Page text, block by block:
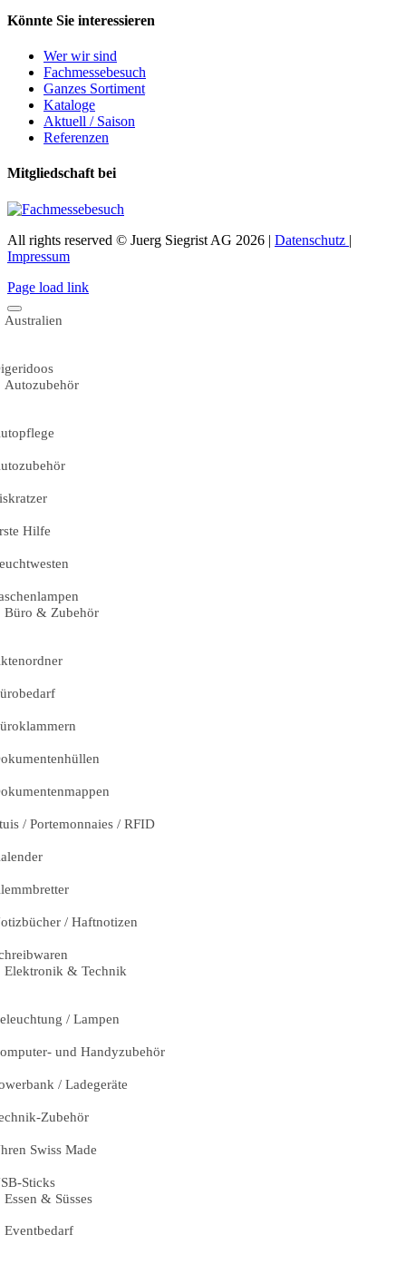
Könnte Sie interessieren
Wer wir sind
Fachmessebesuch
Ganzes Sortiment
Kataloge
Aktuell / Saison
Referenzen
Mitgliedschaft bei
All rights reserved © Juerg Siegrist AG 2026 | Datenschutz |
Impressum
Page load link
Australien
Autozubehör
Hilfe
Büro & Zubehör
/ Portemonnaies / RFID
/ Haftnotizen
Elektronik & Technik
/ Lampen
und Handyzubehör
/ Ladegeräte
Zubehör
Swiss Made
Sticks
Essen & Süsses
Eventbedarf